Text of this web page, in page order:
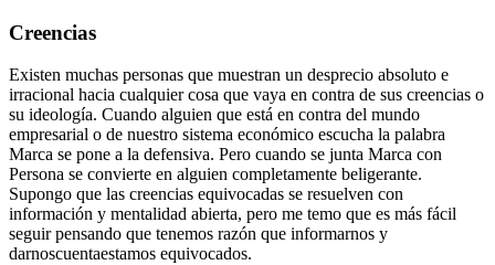
Creencias
Existen muchas personas que muestran un desprecio absoluto e
irracional hacia cualquier cosa que vaya en contra de sus creencias o
su ideología. Cuando alguien que está en contra del mundo
empresarial o de nuestro sistema económico escucha la palabra
Marca se pone a la defensiva. Pero cuando se junta Marca con
Persona se convierte en alguien completamente beligerante.
Supongo que las creencias equivocadas se resuelven con
información y mentalidad abierta, pero me temo que es más fácil
seguir pensando que tenemos razón que informarnos y
darnoscuentaestamos equivocados.